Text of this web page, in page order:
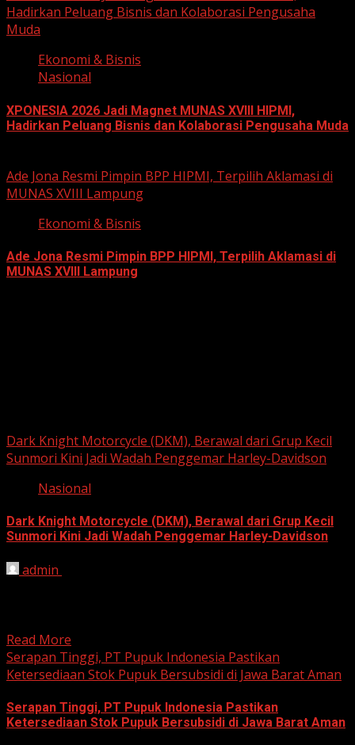
Hadirkan Peluang Bisnis dan Kolaborasi Pengusaha
Muda
Ekonomi & Bisnis
Nasional
XPONESIA 2026 Jadi Magnet MUNAS XVIII HIPMI,
Hadirkan Peluang Bisnis dan Kolaborasi Pengusaha Muda
Ade Jona Resmi Pimpin BPP HIPMI, Terpilih Aklamasi di
MUNAS XVIII Lampung
Ekonomi & Bisnis
Ade Jona Resmi Pimpin BPP HIPMI, Terpilih Aklamasi di
MUNAS XVIII Lampung
Dark Knight Motorcycle (DKM), Berawal dari Grup Kecil
Sunmori Kini Jadi Wadah Penggemar Harley-Davidson
Nasional
Dark Knight Motorcycle (DKM), Berawal dari Grup Kecil
Sunmori Kini Jadi Wadah Penggemar Harley-Davidson
admin
Read More
Serapan Tinggi, PT Pupuk Indonesia Pastikan
Ketersediaan Stok Pupuk Bersubsidi di Jawa Barat Aman
Serapan Tinggi, PT Pupuk Indonesia Pastikan
Ketersediaan Stok Pupuk Bersubsidi di Jawa Barat Aman